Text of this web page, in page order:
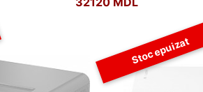
Stoc epuizat